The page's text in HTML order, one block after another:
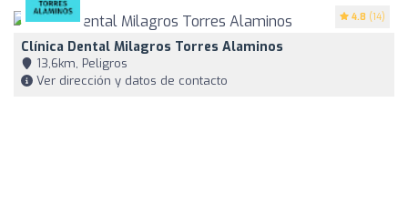
4.8 (14)
Clínica Dental Milagros Torres Alaminos
13,6km, Peligros
Ver dirección y datos de contacto